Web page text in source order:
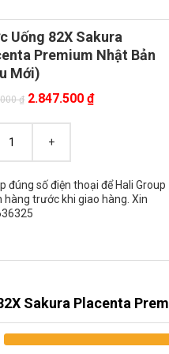
Uống 82X Sakura
Premium Nhật Bản
Mới)
₫ 2.847.500₫
đúng số điện thoại để Hali Group
hàng trước khi giao hàng. Xin
Sakura Placenta